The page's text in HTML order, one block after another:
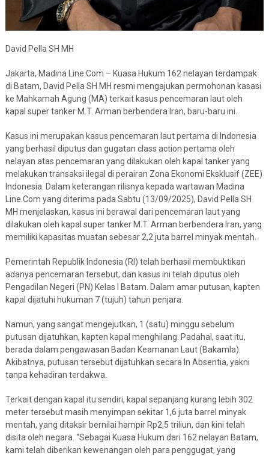
David Pella SH MH
Jakarta, Madina Line.Com – Kuasa Hukum 162 nelayan terdampak
di Batam, David Pella SH MH resmi mengajukan permohonan kasasi
ke Mahkamah Agung (MA) terkait kasus pencemaran laut oleh
kapal super tanker M.T. Arman berbendera Iran, baru-baru ini.
Kasus ini merupakan kasus pencemaran laut pertama di Indonesia
yang berhasil diputus dan gugatan class action pertama oleh
nelayan atas pencemaran yang dilakukan oleh kapal tanker yang
melakukan transaksi ilegal di perairan Zona Ekonomi Eksklusif (ZEE)
Indonesia. Dalam keterangan rilisnya kepada wartawan Madina
Line.Com yang diterima pada Sabtu (13/09/2025), David Pella SH
MH menjelaskan, kasus ini berawal dari pencemaran laut yang
dilakukan oleh kapal super tanker M.T. Arman berbendera Iran, yang
memiliki kapasitas muatan sebesar 2,2 juta barrel minyak mentah.
Pemerintah Republik Indonesia (RI) telah berhasil membuktikan
adanya pencemaran tersebut, dan kasus ini telah diputus oleh
Pengadilan Negeri (PN) Kelas I Batam. Dalam amar putusan, kapten
kapal dijatuhi hukuman 7 (tujuh) tahun penjara.
Namun, yang sangat mengejutkan, 1 (satu) minggu sebelum
putusan dijatuhkan, kapten kapal menghilang. Padahal, saat itu,
berada dalam pengawasan Badan Keamanan Laut (Bakamla).
Akibatnya, putusan tersebut dijatuhkan secara In Absentia, yakni
tanpa kehadiran terdakwa.
Terkait dengan kapal itu sendiri, kapal sepanjang kurang lebih 302
meter tersebut masih menyimpan sekitar 1,6 juta barrel minyak
mentah, yang ditaksir bernilai hampir Rp2,5 triliun, dan kini telah
disita oleh negara. “Sebagai Kuasa Hukum dari 162 nelayan Batam,
kami telah diberikan kewenangan oleh para penggugat, yang